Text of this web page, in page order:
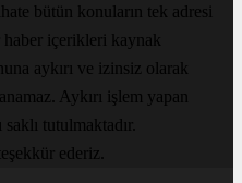
bütün konuların tek adresi
içerikleri kaynak
aykırı ve izinsiz olarak
Aykırı işlem yapan
tutulmaktadır.
ederiz.